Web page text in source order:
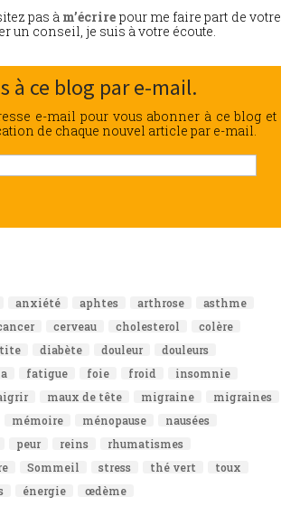
pas à m’écrire pour me faire part de votre
un conseil, je suis à votre écoute.
à ce blog par e-mail.
e-mail pour vous abonner à ce blog et
de chaque nouvel article par e-mail.
anxiété aphtes arthrose
asthme
cerveau cholesterol
colère
diabète douleur
douleurs
fatigue foie froid
insomnie
maux de tête migraine
migraines
mémoire ménopause
nausées
peur reins
rhumatismes
Sommeil stress thé vert
toux
énergie œdème